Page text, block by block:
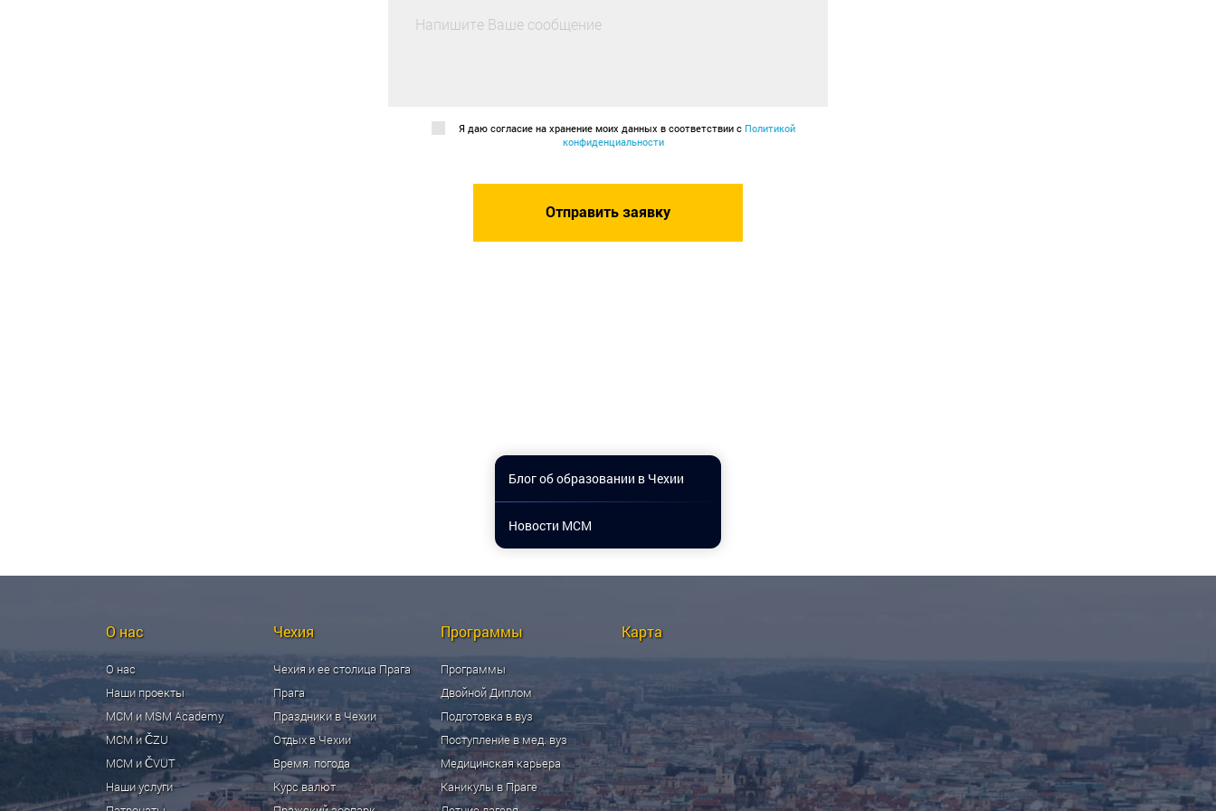
Блог об образовании в Чехии
Новости МСМ
Я даю согласие на хранение моих данных в соответствии с Политикой
конфиденциальности
О нас
О нас
Наши проекты
МСМ и MSM Academy
МСМ и ČZU
МСМ и ČVUT
Наши услуги
Чехия
Чехия и ее столица Прага
Прага
Праздники в Чехии
Отдых в Чехии
Время. погода
Курс валют
Программы
Программы
Двойной Диплом
Подготовка в вуз
Поступление в мед. вуз
Медицинская карьера
Каникулы в Праге
Карта